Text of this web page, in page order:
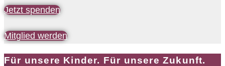
Jetzt spenden
Mitglied werden
Für unsere Kinder. Für unsere Zukunft.